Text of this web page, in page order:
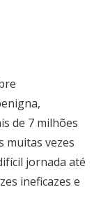
de 7 milhões
muitas vezes
jornada até
ineficazes e